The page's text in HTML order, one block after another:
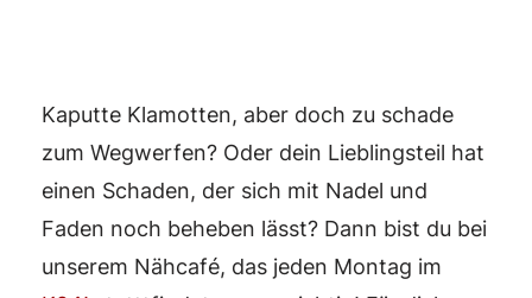
Kaputte Klamotten, aber doch zu schade
zum Wegwerfen? Oder dein Lieblingsteil hat
einen Schaden, der sich mit Nadel und
Faden noch beheben lässt? Dann bist du bei
unserem Nähcafé, das jeden Montag im